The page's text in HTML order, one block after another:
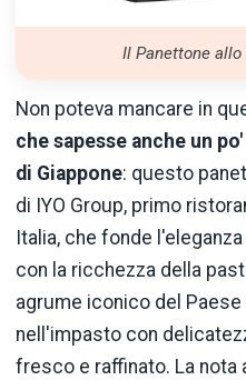
Il Panettone allo
Non poteva mancare in
che sapesse anche un
di Giappone: questo
di IYO Group, primo
Italia, che fonde
con la ricchezza della
agrume iconico del
nell'impasto con
fresco e raffinato. La nota